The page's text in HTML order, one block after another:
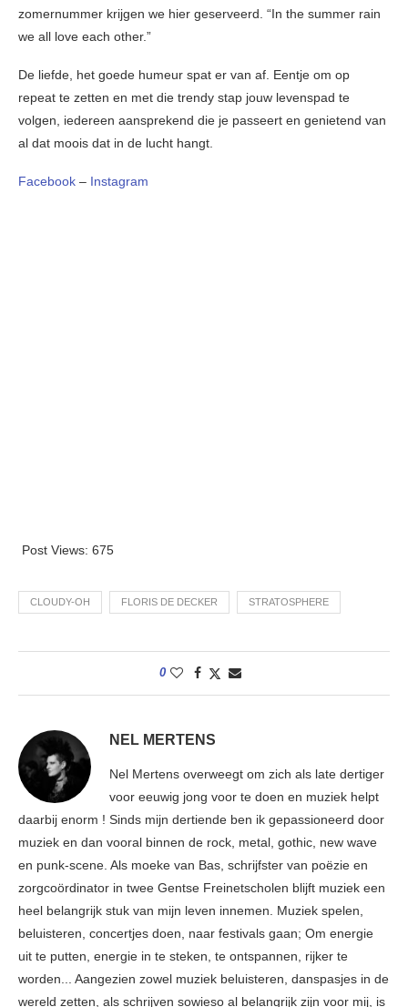
zomernummer krijgen we hier geserveerd. “In the summer rain
we all love each other.”
De liefde, het goede humeur spat er van af. Eentje om op
repeat te zetten en met die trendy stap jouw levenspad te
volgen, iedereen aansprekend die je passeert en genietend van
al dat moois dat in de lucht hangt.
Facebook – Instagram
Post Views: 675
CLOUDY-OH FLORIS DE DECKER STRATOSPHERE
0
NEL MERTENS
Nel Mertens overweegt om zich als late dertiger
voor eeuwig jong voor te doen en muziek helpt
daarbij enorm ! Sinds mijn dertiende ben ik gepassioneerd door
muziek en dan vooral binnen de rock, metal, gothic, new wave
en punk-scene. Als moeke van Bas, schrijfster van poëzie en
zorgcoördinator in twee Gentse Freinetscholen blijft muziek een
heel belangrijk stuk van mijn leven innemen. Muziek spelen,
beluisteren, concertjes doen, naar festivals gaan; Om energie
uit te putten, energie in te steken, te ontspannen, rijker te
worden... Aangezien zowel muziek beluisteren, danspasjes in de
wereld zetten, als schrijven sowieso al belangrijk zijn voor mij, is